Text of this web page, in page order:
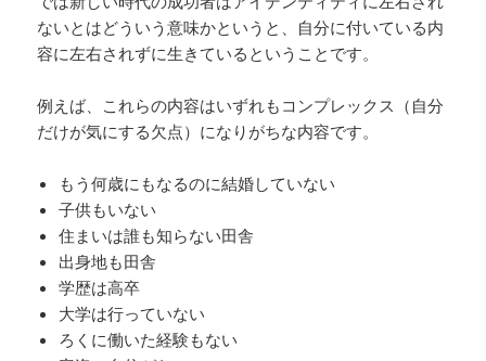
ないとはどういう意味かというと、自分に付いている内
容に左右されずに生きているということです。
例えば、これらの内容はいずれもコンプレックス（自分
だけが気にする欠点）になりがちな内容です。
もう何歳にもなるのに結婚していない
子供もいない
住まいは誰も知らない田舎
出身地も田舎
学歴は高卒
大学は行っていない
ろくに働いた経験もない